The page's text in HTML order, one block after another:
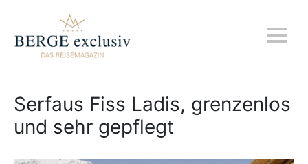
Serfaus Fiss Ladis, grenzenlos
und sehr gepflegt